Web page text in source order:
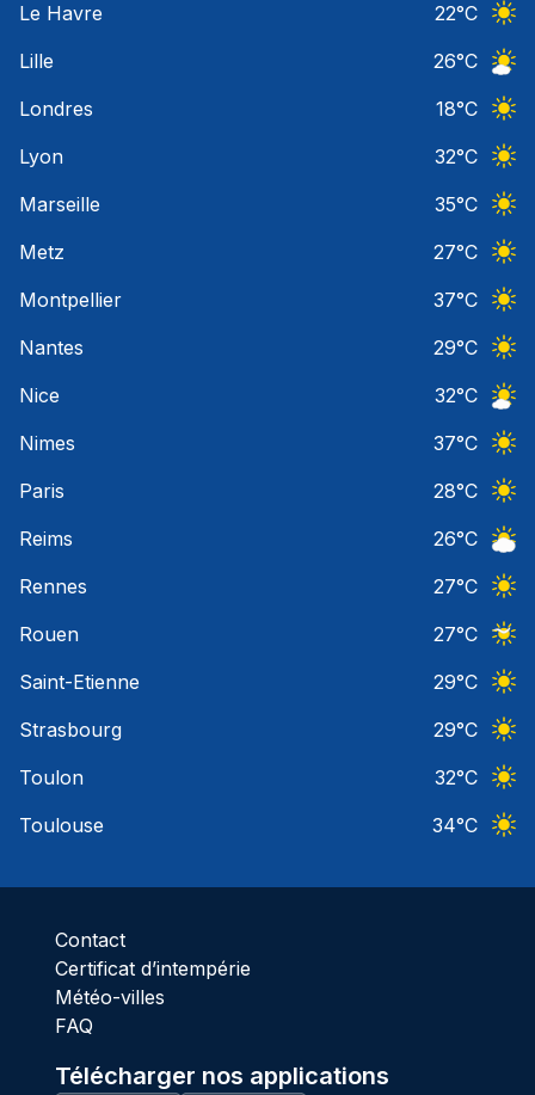
Le Havre
22°C
Lille
26°C
Londres
18°C
Lyon
32°C
Marseille
35°C
Metz
27°C
Montpellier
37°C
Nantes
29°C
Nice
32°C
Nimes
37°C
Paris
28°C
Reims
26°C
Rennes
27°C
Rouen
27°C
Saint-Etienne
29°C
Strasbourg
29°C
Toulon
32°C
Toulouse
34°C
Contact
Certificat d’intempérie
Météo-villes
FAQ
Télécharger nos applications